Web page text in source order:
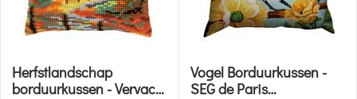
Herfstlandschap
borduurkussen - Vervaco
Vogel Borduurkussen -
SEG de Paris